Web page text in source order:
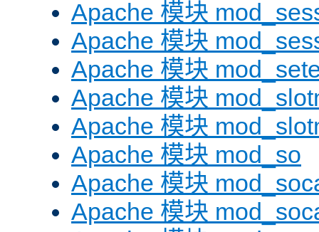
Apache 模块
Apache 模块
Apache 模块
Apache 模块
Apache 模块
Apache 模块 mod_so
Apache 模块
Apache 模块